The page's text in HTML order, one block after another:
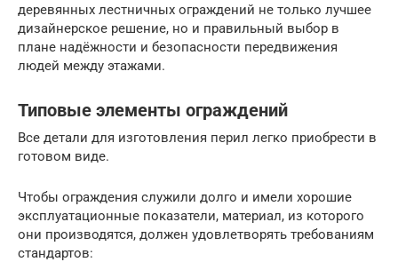
деревянных лестничных ограждений не только лучшее
дизайнерское решение, но и правильный выбор в
плане надёжности и безопасности передвижения
людей между этажами.
Типовые элементы ограждений
Все детали для изготовления перил легко приобрести в
готовом виде.
Чтобы ограждения служили долго и имели хорошие
эксплуатационные показатели, материал, из которого
они производятся, должен удовлетворять требованиям
стандартов: